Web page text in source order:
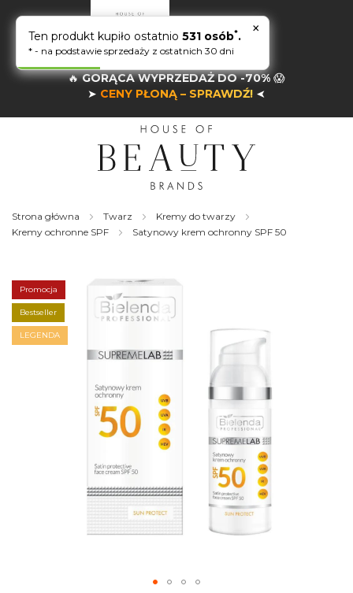
🔥GORĄCA WYPRZEDAŻ DO -70%😱
➤ CENY PŁONĄ – SPRAWDŹ! ➤
Strona główna Twarz
Kremy do twarzy
Kremy ochronne SPF
Satynowy krem ochronny SPF 50
the
end
of
the
images
Promocja
Bestseller
LEGENDA
×
Ten produkt kupiło ostatnio 531 osób*.
* - na podstawie sprzedaży z ostatnich 30 dni